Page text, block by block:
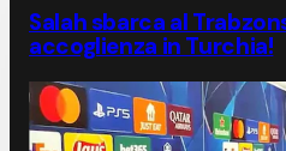
Salah sbarca al
accoglienza in Turchia!